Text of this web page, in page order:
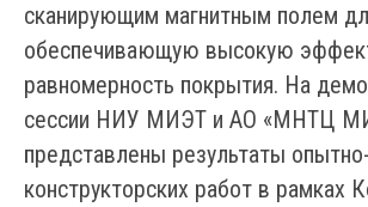
сканирующим магнитным полем
обеспечивающую высокую
равномерность покрытия. На
сессии НИУ МИЭТ и АО «МНТЦ
представлены результаты опытно-
конструкторских работ в рамках